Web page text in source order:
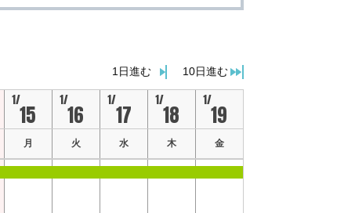
10日進む
1日進む
1/
15
1/
16
1/
17
1/
18
1/
19
月 火 水 木 金